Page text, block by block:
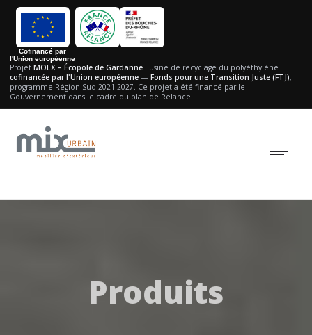
Cofinancé par
l'Union européenne
Projet MOLX – Écopole de Gardanne : usine de recyclage du polyéthylène
cofinancée par l'Union européenne — Fonds pour une Transition Juste (FTJ),
programme Région Sud 2021-2027. Ce projet a été financé par le
Gouvernement dans le cadre du plan de Relance.
Produits